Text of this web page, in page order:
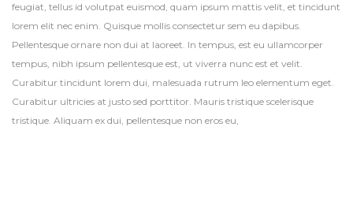
feugiat, tellus id volutpat euismod, quam ipsum mattis velit, et tincidunt
lorem elit nec enim. Quisque mollis consectetur sem eu dapibus.
Pellentesque ornare non dui at laoreet. In tempus, est eu ullamcorper
tempus, nibh ipsum pellentesque est, ut viverra nunc est et velit.
Curabitur tincidunt lorem dui, malesuada rutrum leo elementum eget.
Curabitur ultricies at justo sed porttitor. Mauris tristique scelerisque
tristique. Aliquam ex dui, pellentesque non eros eu,